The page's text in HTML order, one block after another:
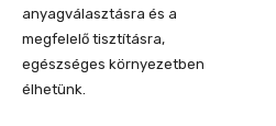
anyagválasztásra és a
megfelelő tisztításra,
egészséges környezetben
élhetünk.